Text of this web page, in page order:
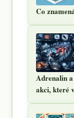
Co
Adrenalin
akci, které